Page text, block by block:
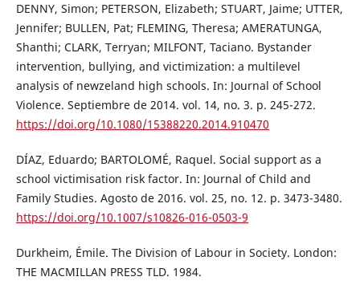
DENNY, Simon; PETERSON, Elizabeth; STUART, Jaime; UTTER,
Jennifer; BULLEN, Pat; FLEMING, Theresa; AMERATUNGA,
Shanthi; CLARK, Terryan; MILFONT, Taciano. Bystander
intervention, bullying, and victimization: a multilevel
analysis of newzeland high schools. In: Journal of School
Violence. Septiembre de 2014. vol. 14, no. 3. p. 245-272.
https://doi.org/10.1080/15388220.2014.910470
DÍAZ, Eduardo; BARTOLOMÉ, Raquel. Social support as a
school victimisation risk factor. In: Journal of Child and
Family Studies. Agosto de 2016. vol. 25, no. 12. p. 3473-3480.
https://doi.org/10.1007/s10826-016-0503-9
Durkheim, Émile. The Division of Labour in Society. London:
THE MACMILLAN PRESS TLD. 1984.